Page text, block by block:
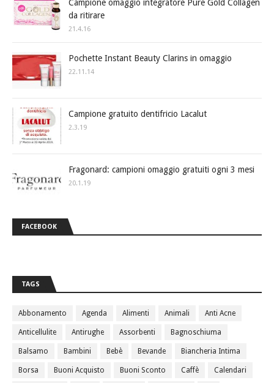
Campione omaggio integratore Pure Gold Collagen
da ritirare
21.4.16
Pochette Instant Beauty Clarins in omaggio
22.11.14
Campione gratuito dentifricio Lacalut
2.3.19
Fragonard: campioni omaggio gratuiti ogni 3 mesi
20.1.19
FACEBOOK
TAGS
Abbonamento Agenda Alimenti Animali Anti Acne
Anticellulite Antirughe Assorbenti Bagnoschiuma
Balsamo Bambini Bebè Bevande Biancheria Intima
Borsa Buoni Acquisto Buoni Sconto Caffè Calendari